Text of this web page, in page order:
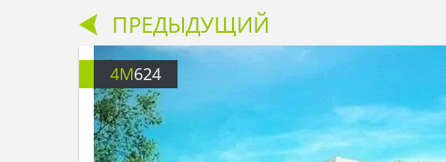
ПРЕДЫДУЩИЙ
4M624